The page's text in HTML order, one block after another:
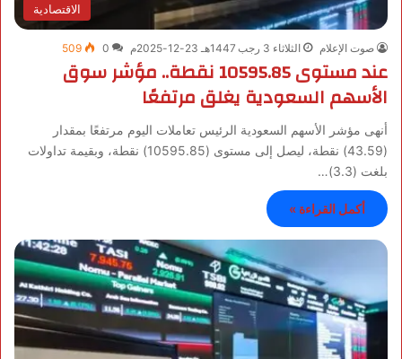
الاقتصادية
صوت الإعلام الثلاثاء 3 رجب 1447هـ 23-12-2025م 0
509
عند مستوى 10595.85 نقطة.. مؤشر سوق
الأسهم السعودية يغلق مرتفعًا
أنهى مؤشر الأسهم السعودية الرئيس تعاملات اليوم مرتفعًا بمقدار
(43.59) نقطة، ليصل إلى مستوى (10595.85) نقطة، وبقيمة تداولات
بلغت (3.3)…
أكمل القراءة »